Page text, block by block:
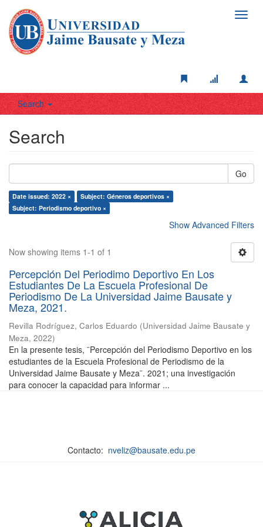
Search
Search
Go
Date issued: 2022 ×
Subject: Géneros deportivos ×
Subject: Periodismo deportivo ×
Show Advanced Filters
Now showing items 1-1 of 1
Percepción Del Periodimo Deportivo En Los
Estudiantes De La Escuela Profesional De
Periodismo De La Universidad Jaime Bausate y
Meza, 2021.
Revilla Rodríguez, Carlos Eduardo (Universidad Jaime Bausate y
Meza, 2022)
En la presente tesis, ¨Percepción del Periodismo Deportivo en los
estudiantes de la Escuela Profesional de Periodismo de la
Universidad Jaime Bausate y Meza¨. 2021; una investigación
para conocer la capacidad para informar ...
Contacto: nveliz@bausate.edu.pe